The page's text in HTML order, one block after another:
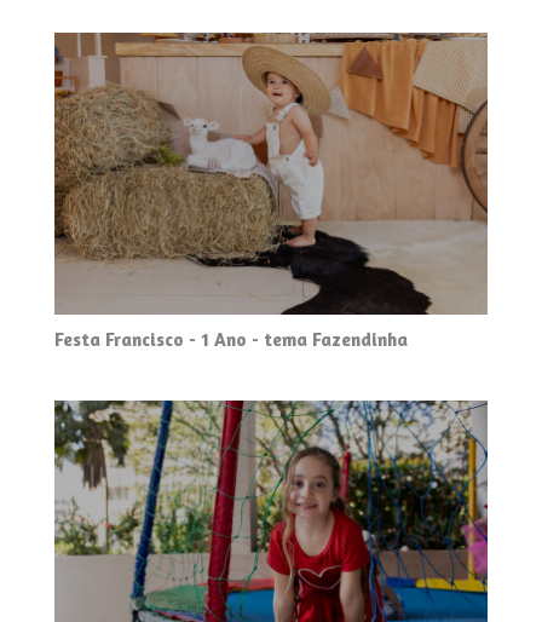
Festa Francisco - 1 Ano - tema Fazendinha